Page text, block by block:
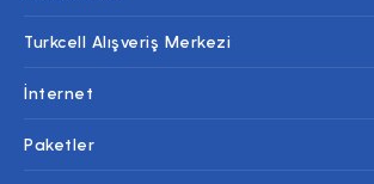
Turkcell Alışveriş Merkezi
İnternet
Paketler